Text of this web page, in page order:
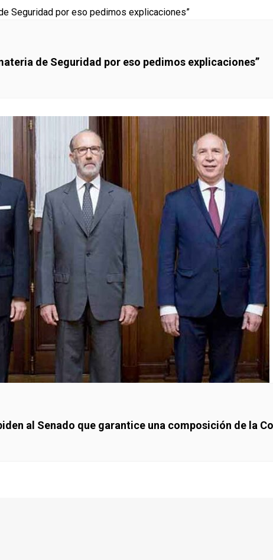
de Seguridad por eso pedimos explicaciones”
al Senado que garantice una composición de la